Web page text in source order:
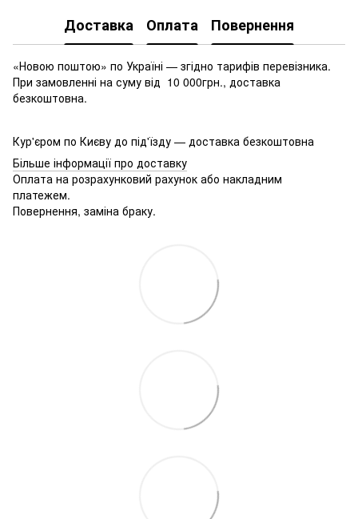
Доставка Оплата Повернення
«Новою поштою» по Україні — згідно тарифів перевізника.
При замовленні на суму від 10 000грн., доставка
безкоштовна.
Кур'єром по Києву до під'їзду — доставка безкоштовна
Більше інформації про доставку
Оплата на розрахунковий рахунок або накладним
платежем.
Повернення, заміна браку.